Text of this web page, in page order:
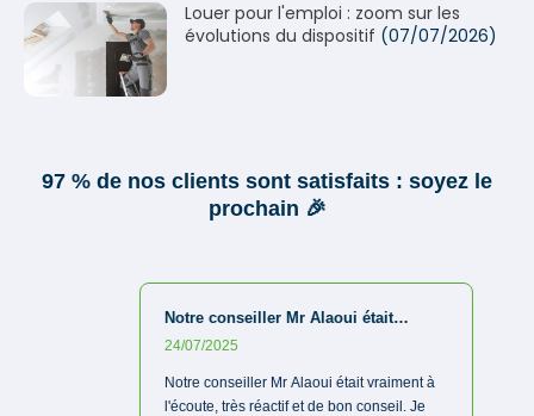
Louer pour l'emploi : zoom sur les
évolutions du dispositif (07/07/2026)